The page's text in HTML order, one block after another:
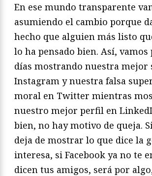
En ese mundo transparente
asumiendo el cambio porque
hecho que alguien más listo
lo ha pensado bien. Así, vamos
días mostrando nuestra mejor
Instagram y nuestra falsa
moral en Twitter mientras
nuestro mejor perfil en
bien, no hay motivo de queja.
deja de mostrar lo que dice la
interesa, si Facebook ya no te
dicen tus amigos, será por